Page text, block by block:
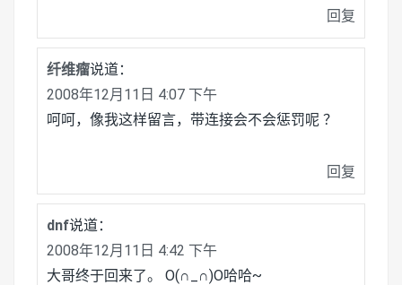
回复
纤维瘤说道：
2008年12月11日 4:07 下午
呵呵，像我这样留言，带连接会不会惩罚呢 ？
回复
dnf说道：
2008年12月11日 4:42 下午
大哥终于回来了。 O(∩_∩)O哈哈~